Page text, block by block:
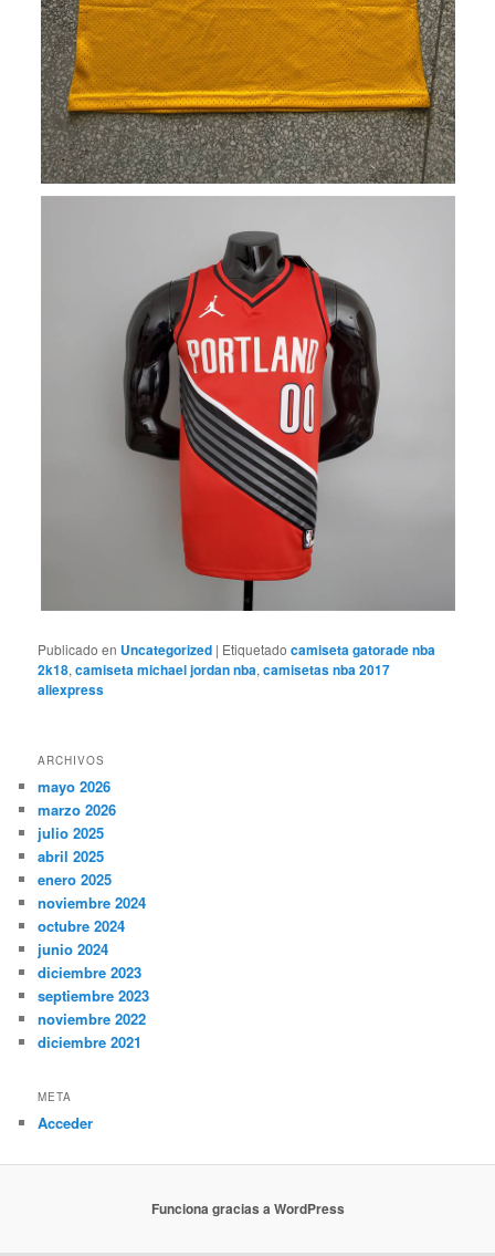
Publicado en Uncategorized | Etiquetado camiseta gatorade nba
2k18,camiseta michael jordan nba,camisetas nba 2017
aliexpress
ARCHIVOS
mayo 2026
marzo 2026
julio 2025
abril 2025
enero 2025
noviembre 2024
octubre 2024
junio 2024
diciembre 2023
septiembre 2023
noviembre 2022
diciembre 2021
META
Acceder
Funciona gracias a WordPress